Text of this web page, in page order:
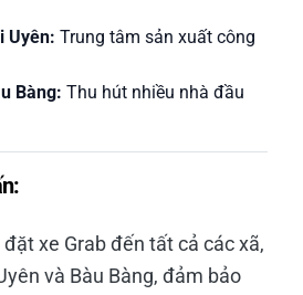
Uyên: Trung tâm sản xuất công
Bàng: Thu hút nhiều nhà đầu
xe Grab đến tất cả các xã,
và Bàu Bàng, đảm bảo